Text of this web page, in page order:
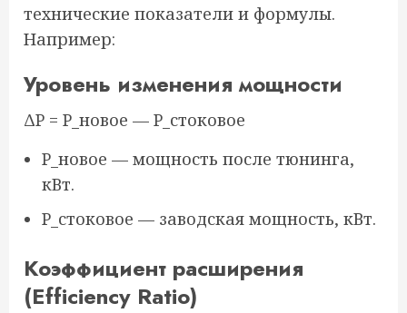
технические показатели и формулы.
Например:
Уровень изменения мощности
ΔP = P_новое — P_стоковое
P_новое — мощность после тюнинга,
кВт.
P_стоковое — заводская мощность, кВт.
Коэффициент расширения
(Efficiency Ratio)